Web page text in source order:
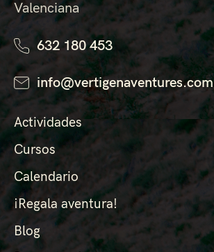
Valenciana
632 180 453
info@vertigenaventures.com
Actividades
Cursos
Calendario
¡Regala aventura!
Blog